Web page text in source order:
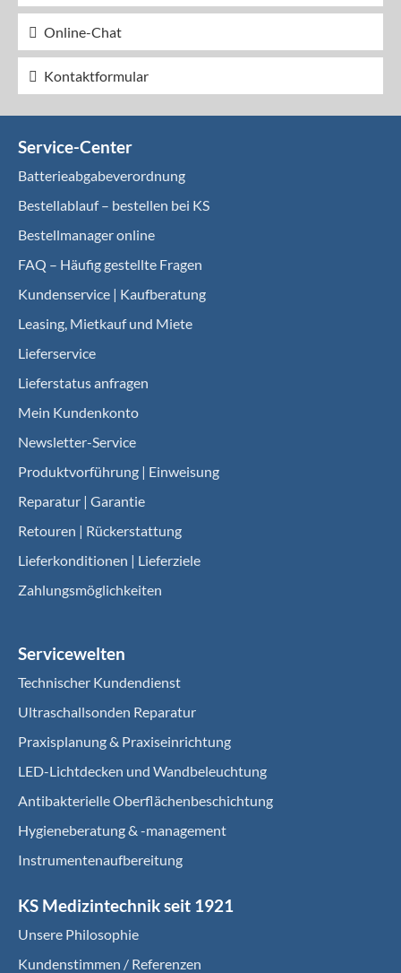
Online-Chat
Kontaktformular
Service-Center
Batterieabgabeverordnung
Bestellablauf – bestellen bei KS
Bestellmanager online
FAQ – Häufig gestellte Fragen
Kundenservice | Kaufberatung
Leasing, Mietkauf und Miete
Lieferservice
Lieferstatus anfragen
Mein Kundenkonto
Newsletter-Service
Produktvorführung | Einweisung
Reparatur | Garantie
Retouren | Rückerstattung
Lieferkonditionen | Lieferziele
Zahlungsmöglichkeiten
Servicewelten
Technischer Kundendienst
Ultraschallsonden Reparatur
Praxisplanung & Praxiseinrichtung
LED-Lichtdecken und Wandbeleuchtung
Antibakterielle Oberflächenbeschichtung
Hygieneberatung & -management
Instrumentenaufbereitung
KS Medizintechnik seit 1921
Unsere Philosophie
Kundenstimmen / Referenzen